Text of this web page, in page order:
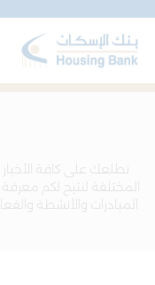
نطلعك على كافة الأخبار
المختلفة لنتيح لكم
المبادرات والأنشطة